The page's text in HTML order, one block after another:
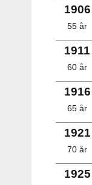
1906
55 år
1911
60 år
1916
65 år
1921
70 år
1925